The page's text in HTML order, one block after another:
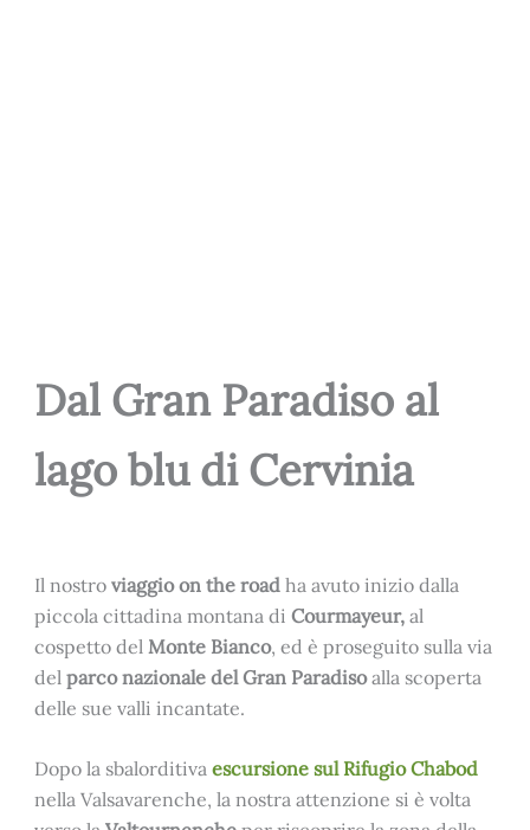
Dal Gran Paradiso al
lago blu di Cervinia
Il nostro viaggio on the roadha avuto inizio dalla
piccola cittadina montana di Courmayeur, al
cospetto del Monte Bianco, ed è proseguito sulla via
del parco nazionale del Gran Paradisoalla scoperta
delle sue valli incantate.
Dopo la sbalorditiva escursione sul Rifugio Chabod
nella Valsavarenche, la nostra attenzione si è volta